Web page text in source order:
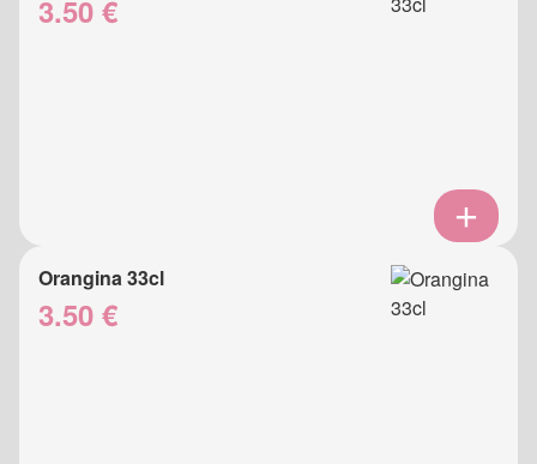
3.50 €
Orangina 33cl
3.50 €